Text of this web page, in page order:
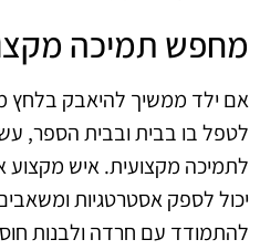
מחפש תמיכה
אם ילד ממשיך להיאבק בלחץ
לטפל בו בבית ובבית הספר,
לתמיכה מקצועית. איש מקצוע
יכול לספק אסטרטגיות
להתמודד עם חרדה ולבנות